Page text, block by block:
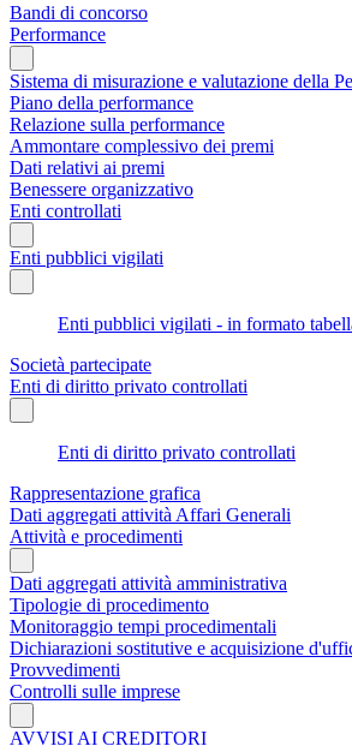
Bandi di concorso
Performance
Sistema di misurazione e valutazione della
Piano della performance
Relazione sulla performance
Ammontare complessivo dei premi
Dati relativi ai premi
Benessere organizzativo
Enti controllati
Enti pubblici vigilati
Enti pubblici vigilati - in formato
Società partecipate
Enti di diritto privato controllati
Enti di diritto privato controllati
Rappresentazione grafica
Dati aggregati attività Affari Generali
Attività e procedimenti
Dati aggregati attività amministrativa
Tipologie di procedimento
Monitoraggio tempi procedimentali
Dichiarazioni sostitutive e acquisizione
Provvedimenti
Controlli sulle imprese
AVVISI AI CREDITORI